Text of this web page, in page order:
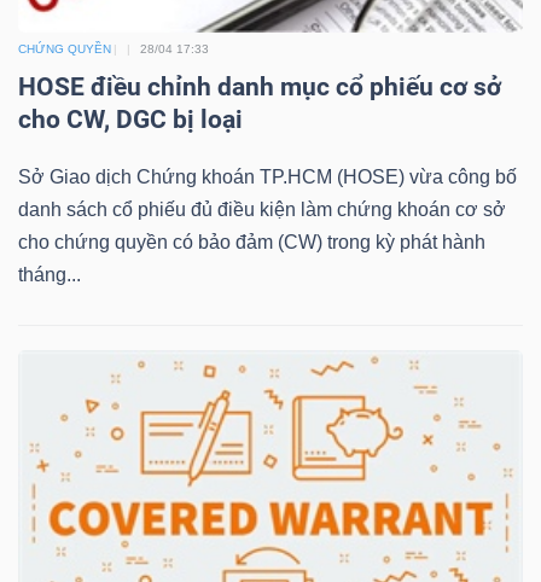
CHỨNG QUYỀN 28/04 17:33
HOSE điều chỉnh danh mục cổ phiếu cơ sở
cho CW, DGC bị loại
Sở Giao dịch Chứng khoán TP.HCM (HOSE) vừa công bố
danh sách cổ phiếu đủ điều kiện làm chứng khoán cơ sở
cho chứng quyền có bảo đảm (CW) trong kỳ phát hành
tháng...
CÔNG
CỤ
ĐẦU
TƯ
XUẤT
DỮ
Ngành